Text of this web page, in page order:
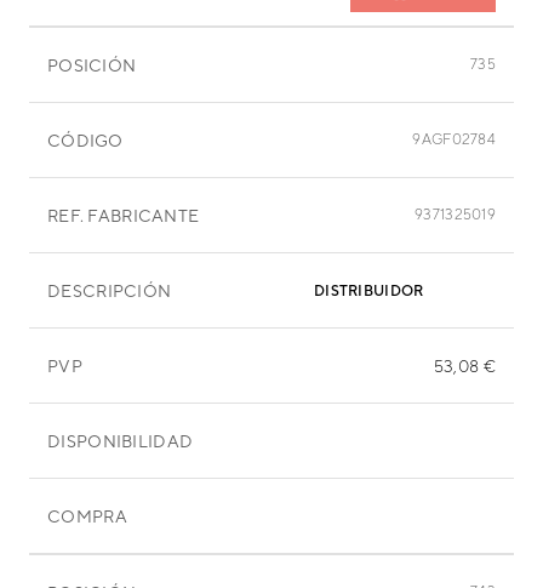
POSICIÓN 735
CÓDIGO 9AGF02784
REF. FABRICANTE 9371325019
DESCRIPCIÓN DISTRIBUIDOR
PVP 53,08 €
DISPONIBILIDAD
COMPRA